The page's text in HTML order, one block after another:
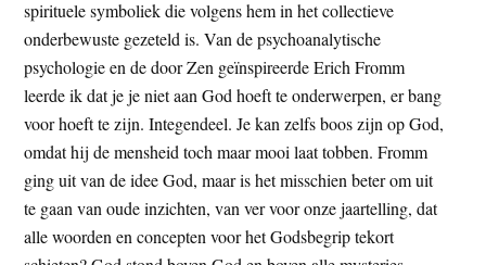
spirituele symboliek die volgens hem in het collectieve
onderbewuste gezeteld is. Van de psychoanalytische
psychologie en de door Zen geïnspireerde Erich Fromm
leerde ik dat je je niet aan God hoeft te onderwerpen, er bang
voor hoeft te zijn. Integendeel. Je kan zelfs boos zijn op God,
omdat hij de mensheid toch maar mooi laat tobben. Fromm
ging uit van de idee God, maar is het misschien beter om uit
te gaan van oude inzichten, van ver voor onze jaartelling, dat
alle woorden en concepten voor het Godsbegrip tekort